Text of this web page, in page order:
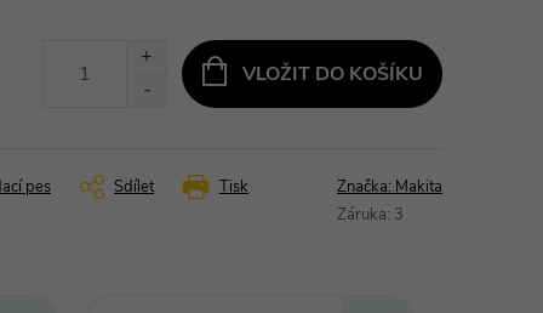
VLOŽIT DO KOŠÍKU
Tisk
pes Sdílet Značka: Makita
Záruka: 3